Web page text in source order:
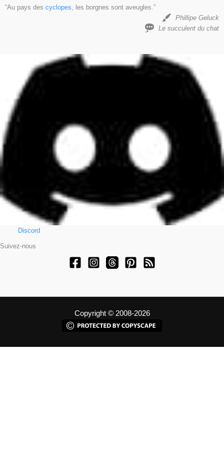
“Au pays des cyclopes, les borgnes sont aveugles.”
Phillipe Geluck
Le succulent du chat
Discord
Suivez-nous
Copyright © 2008-2026